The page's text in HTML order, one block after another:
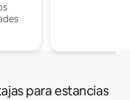
para estancias